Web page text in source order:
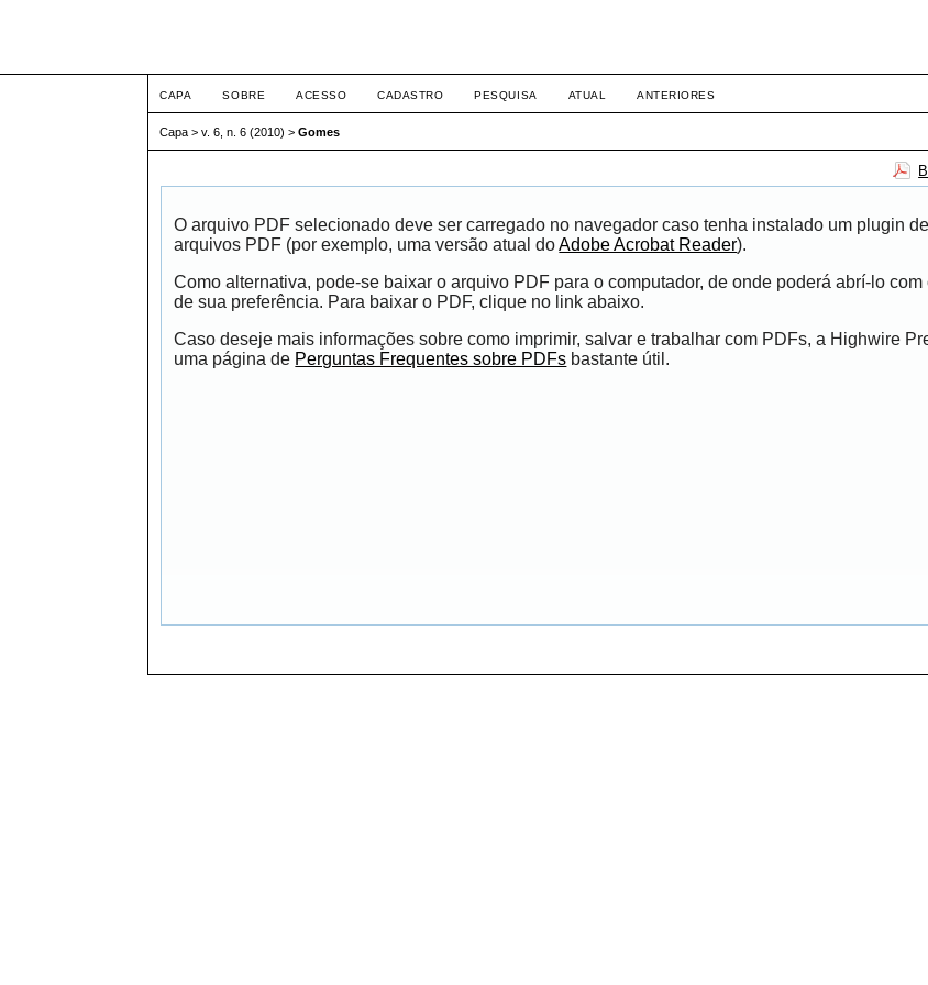
CAPA SOBRE ACESSO CADASTRO PESQUISA ATUAL ANTERIORES
Capa >v. 6, n. 6 (2010) >Gomes
O arquivo PDF selecionado deve ser carregado no navegador caso tenha instalado um plugin
arquivos PDF (por exemplo, uma versão atual doAdobe Acrobat Reader).
Como alternativa, pode-se baixar o arquivo PDF para o computador, de onde poderá abrí-lo
de sua preferência. Para baixar o PDF, clique no link abaixo.
Caso deseje mais informações sobre como imprimir, salvar e trabalhar com PDFs, a Highwire
uma página de Perguntas Frequentes sobre PDFs bastante útil.